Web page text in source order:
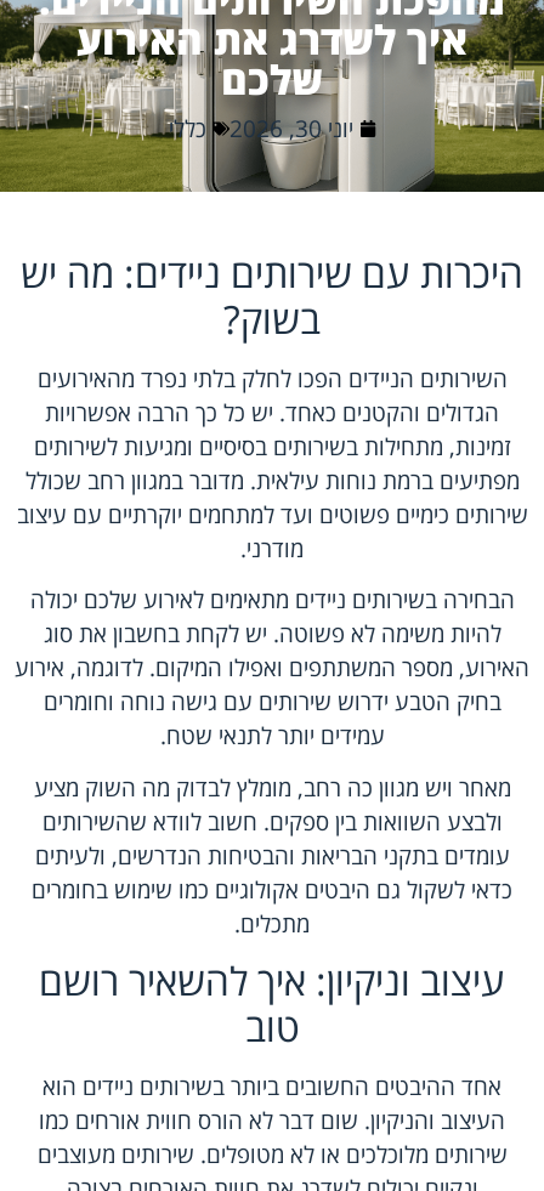
איך לשדרג את האירוע
שלכם
יוני 30, 2026 כללי
היכרות עם שירותים ניידים: מה יש
בשוק?
השירותים הניידים הפכו לחלק בלתי נפרד מהאירועים
הגדולים והקטנים כאחד. יש כל כך הרבה אפשרויות
זמינות, מתחילות בשירותים בסיסיים ומגיעות לשירותים
מפתיעים ברמת נוחות עילאית. מדובר במגוון רחב שכולל
שירותים כימיים פשוטים ועד למתחמים יוקרתיים עם עיצוב
מודרני.
הבחירה בשירותים ניידים מתאימים לאירוע שלכם יכולה
להיות משימה לא פשוטה. יש לקחת בחשבון את סוג
האירוע, מספר המשתתפים ואפילו המיקום. לדוגמה, אירוע
בחיק הטבע ידרוש שירותים עם גישה נוחה וחומרים
עמידים יותר לתנאי שטח.
מאחר ויש מגוון כה רחב, מומלץ לבדוק מה השוק מציע
ולבצע השוואות בין ספקים. חשוב לוודא שהשירותים
עומדים בתקני הבריאות והבטיחות הנדרשים, ולעיתים
כדאי לשקול גם היבטים אקולוגיים כמו שימוש בחומרים
מתכלים.
עיצוב וניקיון: איך להשאיר רושם
טוב
אחד ההיבטים החשובים ביותר בשירותים ניידים הוא
העיצוב והניקיון. שום דבר לא הורס חווית אורחים כמו
שירותים מלוכלכים או לא מטופלים. שירותים מעוצבים